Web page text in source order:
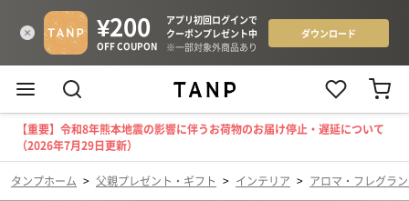
【重要】令和8年熊本地震の影響に伴うお荷物のお届け停止・遅延について
（2026年7月29日更新）
タンプホーム > 父親プレゼント・ギフト > インテリア > アロマ・フレグラ